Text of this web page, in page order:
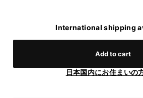
International shipping
Add to cart
日本国内にお住まいの